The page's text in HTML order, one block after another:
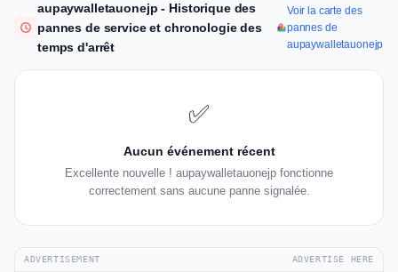
aupaywalletauonejp - Historique des
pannes de service et chronologie des
temps d'arrêt
Voir la carte des
pannes de
aupaywalletauonejp
✅
Aucun événement récent
Excellente nouvelle ! aupaywalletauonejp fonctionne
correctement sans aucune panne signalée.
ADVERTISEMENT ADVERTISE HERE